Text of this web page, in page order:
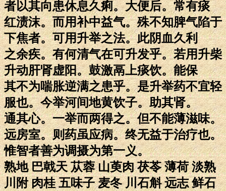
者以其向患休息久痢。大便后。常有痰
红渍沫。而用补中益气。殊不知脾气陷于
下焦者。可用升举之法。此阴血久利
之余疾。有何清气在可升发乎。若用升柴
升动肝肾虚阳。鼓激鬲上痰饮。能保
其不为喘胀逆满之患乎。是升举药不宜轻
服也。今举河间地黄饮子。助其肾。
通其心。一举而两得之。但不能薄滋味。
远房室。则药虽应病。终无益于治疗也。
惟智者善为调摄为第一义。
熟地 巴戟天 苁蓉 山萸肉 茯苓 薄荷 淡熟
川附 肉桂 五味子 麦冬 川石斛 远志 鲜石